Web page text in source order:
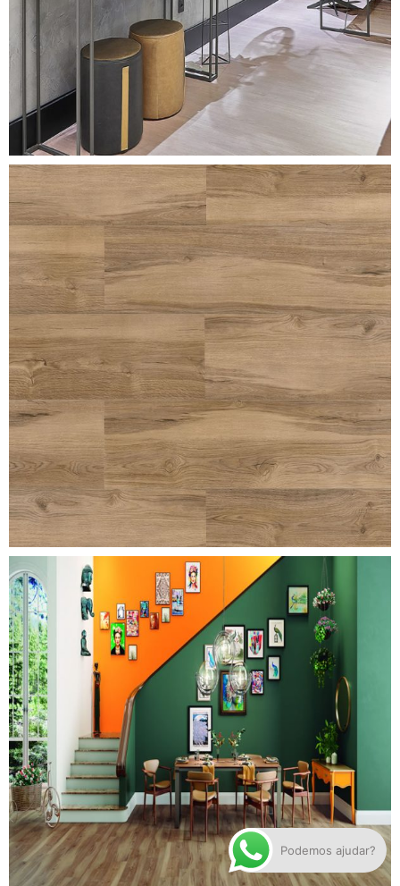
smart-oak
smart-oak
Podemos ajudar?